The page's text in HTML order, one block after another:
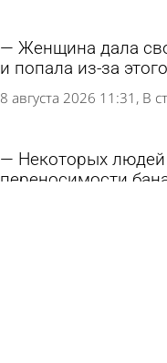
Женщина дала
и попала из-за
8 августа 2026 11:31 В
Некоторых
переносимости